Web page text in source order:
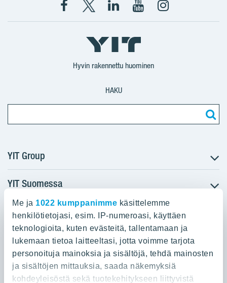
Me ja 1022 kumppanimme käsittelemme
henkilötietojasi, esim. IP-numeroasi, käyttäen
teknologioita, kuten evästeitä, tallentamaan ja
lukemaan tietoa laitteeltasi, jotta voimme tarjota
personoituja mainoksia ja sisältöjä, tehdä mainosten
ja sisältöjen mittauksia, saada näkemyksiä
kohdeyleisöstä sekä tuotekehitykseen liittyvistä
Facebook
X
YIT
Suomi
YIT
Corporation
YIT
Corporation
Instagram
Hyvin rakennettu huominen
HAKU
YIT Group
Tietoa YIT:stä
Töihin meille
Sijoittajat
Projektit
Media
Yhteystiedot
YIT Suomessa
Myytävät asunnot
Vuokrattavat toimitilat
Kiinteistösijoittaminen
Infrarakentaminen
Toimitilarakentaminen
YIT:n pääkonttori
Panuntie 11, PL 36, 00620 Helsinki
020 433 111